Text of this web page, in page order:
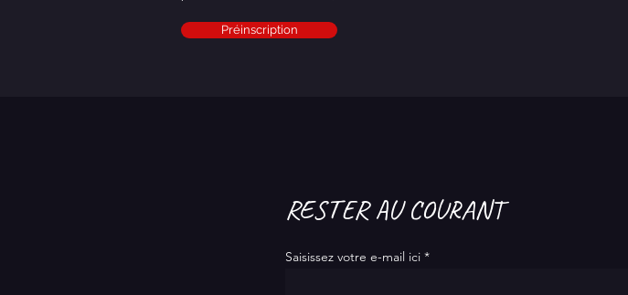
Préinscription
RESTER AU COURANT
Saisissez votre e-mail ici